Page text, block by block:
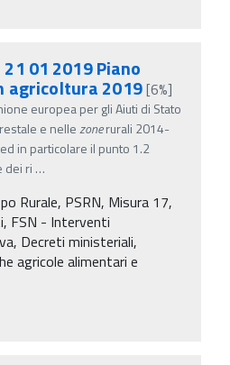
21 01 2019 Piano
agricoltura 2019[6%]
europea per gli Aiuti di Stato
e nellezonerurali 2014-
in particolare il punto 1.2
dei ri …
Rurale, PSRN, Misura 17,
FSN - Interventi
Decreti ministeriali,
agricole alimentari e